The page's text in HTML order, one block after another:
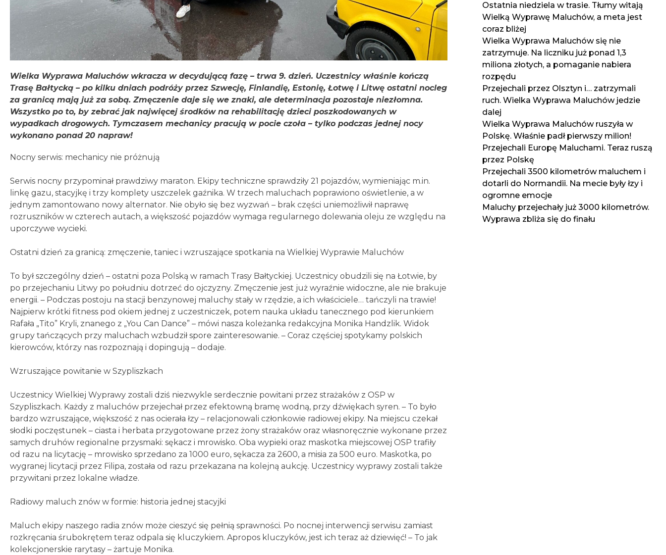
Wielka Wyprawa Maluchów wkracza w decydującą fazę – trwa 9. dzień. Uczestnicy właśnie kończą
Trasę Bałtycką – po kilku dniach podróży przez Szwecję, Finlandię, Estonię, Łotwę i Litwę ostatni nocleg
za granicą mają już za sobą. Zmęczenie daje się we znaki, ale determinacja pozostaje niezłomna.
Wszystko po to, by zebrać jak najwięcej środków na rehabilitację dzieci poszkodowanych w
wypadkach drogowych. Tymczasem mechanicy pracują w pocie czoła – tylko podczas jednej nocy
wykonano ponad 20 napraw!
Nocny serwis: mechanicy nie próżnują
Serwis nocny przypominał prawdziwy maraton. Ekipy techniczne sprawdziły 21 pojazdów, wymieniając m.in.
linkę gazu, stacyjkę i trzy komplety uszczelek gaźnika. W trzech maluchach poprawiono oświetlenie, a w
jednym zamontowano nowy alternator. Nie obyło się bez wyzwań – brak części uniemożliwił naprawę
rozruszników w czterech autach, a większość pojazdów wymaga regularnego dolewania oleju ze względu na
uporczywe wycieki.
Ostatni dzień za granicą: zmęczenie, taniec i wzruszające spotkania na Wielkiej Wyprawie Maluchów
To był szczególny dzień – ostatni poza Polską w ramach Trasy Bałtyckiej. Uczestnicy obudzili się na Łotwie, by
po przejechaniu Litwy po południu dotrzeć do ojczyzny. Zmęczenie jest już wyraźnie widoczne, ale nie brakuje
energii. – Podczas postoju na stacji benzynowej maluchy stały w rzędzie, a ich właściciele… tańczyli na trawie!
Najpierw krótki fitness pod okiem jednej z uczestniczek, potem nauka układu tanecznego pod kierunkiem
Rafała „Tito” Kryli, znanego z „You Can Dance” – mówi nasza koleżanka redakcyjna Monika Handzlik. Widok
grupy tańczących przy maluchach wzbudził spore zainteresowanie. – Coraz częściej spotykamy polskich
kierowców, którzy nas rozpoznają i dopingują – dodaje.
Wzruszające powitanie w Szypliszkach
Uczestnicy Wielkiej Wyprawy zostali dziś niezwykle serdecznie powitani przez strażaków z OSP w
Szypliszkach. Każdy z maluchów przejechał przez efektowną bramę wodną, przy dźwiękach syren. – To było
bardzo wzruszające, większość z nas ocierała łzy – relacjonowali członkowie radiowej ekipy. Na miejscu czekał
słodki poczęstunek – ciasta i herbata przygotowane przez żony strażaków oraz własnoręcznie wykonane przez
samych druhów regionalne przysmaki: sękacz i mrowisko. Oba wypieki oraz maskotka miejscowej OSP trafiły
od razu na licytację – mrowisko sprzedano za 1000 euro, sękacza za 2600, a misia za 500 euro. Maskotka, po
wygranej licytacji przez Filipa, została od razu przekazana na kolejną aukcję. Uczestnicy wyprawy zostali także
przywitani przez lokalne władze.
Radiowy maluch znów w formie: historia jednej stacyjki
Maluch ekipy naszego radia znów może cieszyć się pełnią sprawności. Po nocnej interwencji serwisu zamiast
rozkręcania śrubokrętem teraz odpala się kluczykiem. Apropos kluczyków, jest ich teraz aż dziewięć! – To jak
kolekcjonerskie rarytasy – żartuje Monika.
Ostatnia niedziela w trasie. Tłumy witają
Wielką Wyprawę Maluchów, a meta jest
coraz bliżej
Wielka Wyprawa Maluchów się nie
zatrzymuje. Na liczniku już ponad 1,3
miliona złotych, a pomaganie nabiera
rozpędu
Przejechali przez Olsztyn i… zatrzymali
ruch. Wielka Wyprawa Maluchów jedzie
dalej
Wielka Wyprawa Maluchów ruszyła w
Polskę. Właśnie padł pierwszy milion!
Przejechali Europę Maluchami. Teraz ruszą
przez Polskę
Przejechali 3500 kilometrów maluchem i
dotarli do Normandii. Na mecie były łzy i
ogromne emocje
Maluchy przejechały już 3000 kilometrów.
Wyprawa zbliża się do finału